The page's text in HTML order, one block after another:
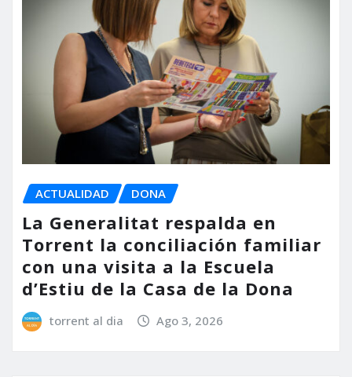
ACTUALIDAD DONA
La Generalitat respalda en
Torrent la conciliación familiar
con una visita a la Escuela
d’Estiu de la Casa de la Dona
torrent al dia Ago 3, 2026